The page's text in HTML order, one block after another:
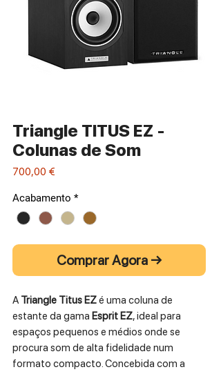
Triangle TITUS EZ -
Colunas de Som
700,00 €
Acabamento *
Comprar Agora →
ATriangle Titus EZé uma coluna de
estante da gama Esprit EZ, ideal para
espaços pequenos e médios onde se
procura som de alta fidelidade num
formato compacto. Concebida com a